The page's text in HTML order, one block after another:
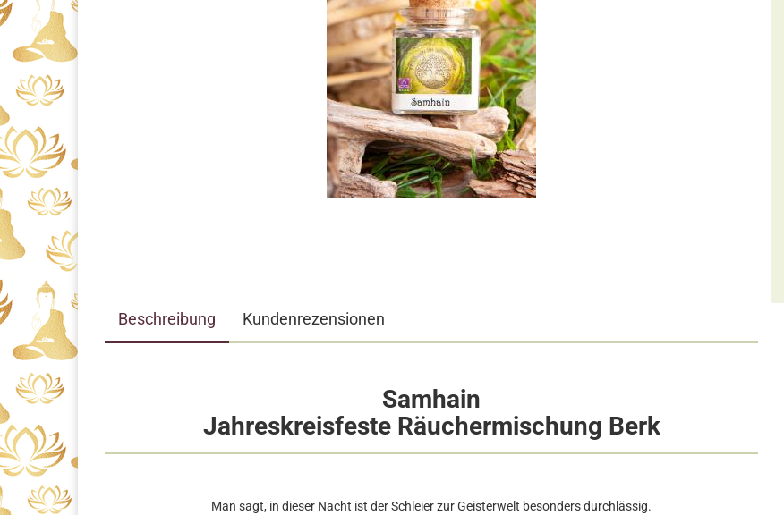
Beschreibung Kundenrezensionen
Samhain
Jahreskreisfeste Räuchermischung Berk
Man sagt, in dieser Nacht ist der Schleier zur Geisterwelt besonders durchlässig.